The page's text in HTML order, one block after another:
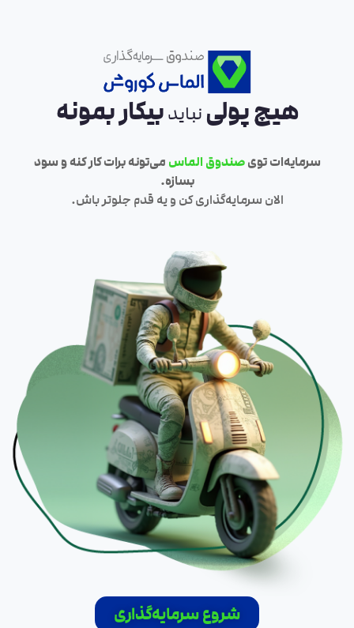
هیچ پولی نبایدبیکار بمونه
سرمایه‌ات تویصندوق الماس می‌تونه برات کار کنه و سود
بسازه.
الان سرمایه‌گذاری کن و یه قدم جلوتر باش.
شروع سرمایه‌گذاری